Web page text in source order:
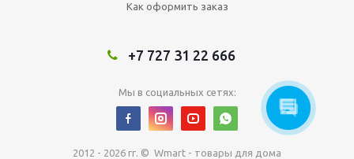
Как оформить заказ
+7 727 31 22 666
Мы в социальных сетях:
2012 - 2026 гг. © Wmart - товары для дома